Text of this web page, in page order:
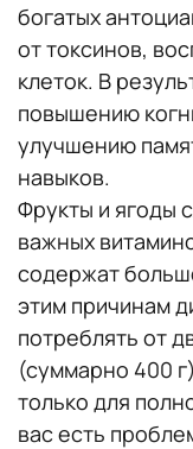
богатых
от токсинов,
клеток. В
повышению
улучшению
навыков.
Фрукты и ягоды
важных
содержат
этим причинам
потреблять от
(суммарно 400
только для
вас есть